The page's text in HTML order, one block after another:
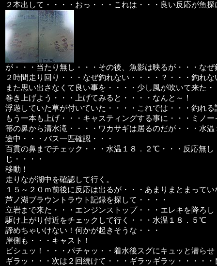
２本出して・・・・おっ・・・これは・・・良い反応が魚
が・・・当たり無し・・・その後、魚影は映るが・・・な
２時間走り回り・・・なぜ釣れない・・・・？・・・釣れ
また思い出さなくて良い事を・・・・少し風が吹いて来た
巻き上げよう・・・上げてみると・・・・なんと～！
浮遊していた草が付いていた・・・・これでは・・・釣れ
もう一本も上げ・・・キャスティングする事に・・・ミノ
箒の鼻から清水滝・・・・ワカサギは居るのだが・・・水
途中・・・バス一匹確認・・・
百貫の鼻までチェック・・・水温１８．２℃・・・反応無し
じ・・・・
移動！
走りなが湖中を確認して行く。
１５～２０ｍ前後に反応は出るが・・・あまりまとまって
芦ノ湖ブラウントラウト記録を探して・・・・
立岩まで来た・・・エンジンストップ・・・エレキを降ろ
駆け上がり付近をチェックして行く・・・水温１８．５℃
諦めちゃいけない！何かが起きそうな・・・
岸側も・・・キャスト！
ビシュッ！・・・パチャッ・・着水後スグにキュッと潜ら
ギラッ・・・次は２回続けて・・・ギラッギラッ・・・・